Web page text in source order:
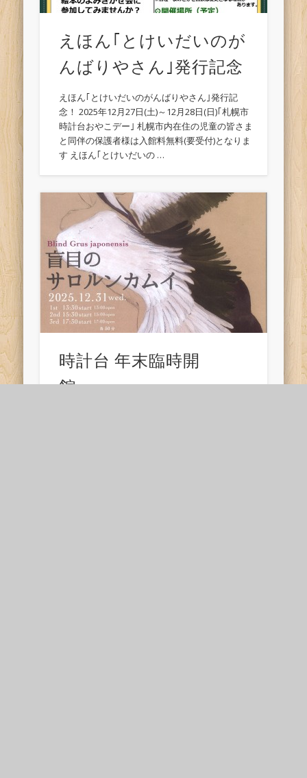
えほん｢とけいだいのが
んばりやさん｣発行記念
えほん｢とけいだいのがんばりやさん｣発行記
念！ 2025年12月27日(土)～12月28日(日)｢札幌市
時計台おやこデー｣ 札幌市内在住の児童の皆さま
と同伴の保護者様は入館料無料(要受付)となりま
す えほん｢とけいだいの …
時計台 年末臨時開
館